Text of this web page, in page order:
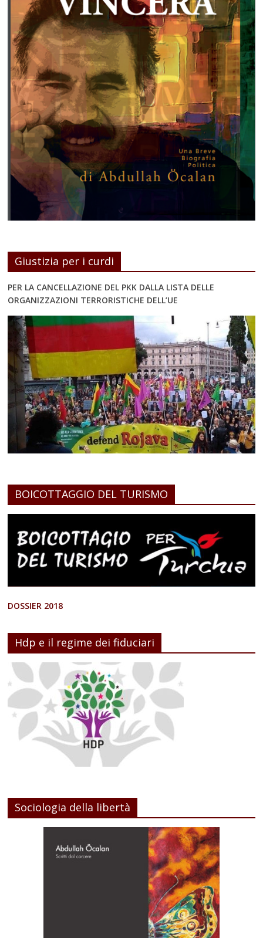
Giustizia per i curdi
PER LA CANCELLAZIONE DEL PKK DALLA LISTA DELLE
ORGANIZZAZIONI TERRORISTICHE DELL’UE
BOICOTTAGGIO DEL TURISMO
DOSSIER 2018
Hdp e il regime dei fiduciari
Sociologia della libertà